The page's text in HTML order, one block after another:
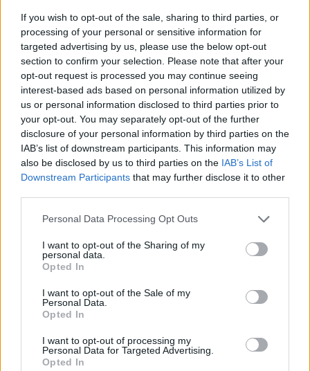
If you wish to opt-out of the sale, sharing to third parties, or
processing of your personal or sensitive information for
targeted advertising by us, please use the below opt-out
section to confirm your selection. Please note that after your
opt-out request is processed you may continue seeing
interest-based ads based on personal information utilized by
us or personal information disclosed to third parties prior to
your opt-out. You may separately opt-out of the further
disclosure of your personal information by third parties on the
IAB’s list of downstream participants. This information may
also be disclosed by us to third parties on the IAB’s List of
Downstream Participants that may further disclose it to other
Personal Data Processing Opt Outs
I want to opt-out of the Sharing of my
personal data.
Opted In
I want to opt-out of the Sale of my
Personal Data.
Opted In
I want to opt-out of processing my
Personal Data for Targeted Advertising.
Opted In